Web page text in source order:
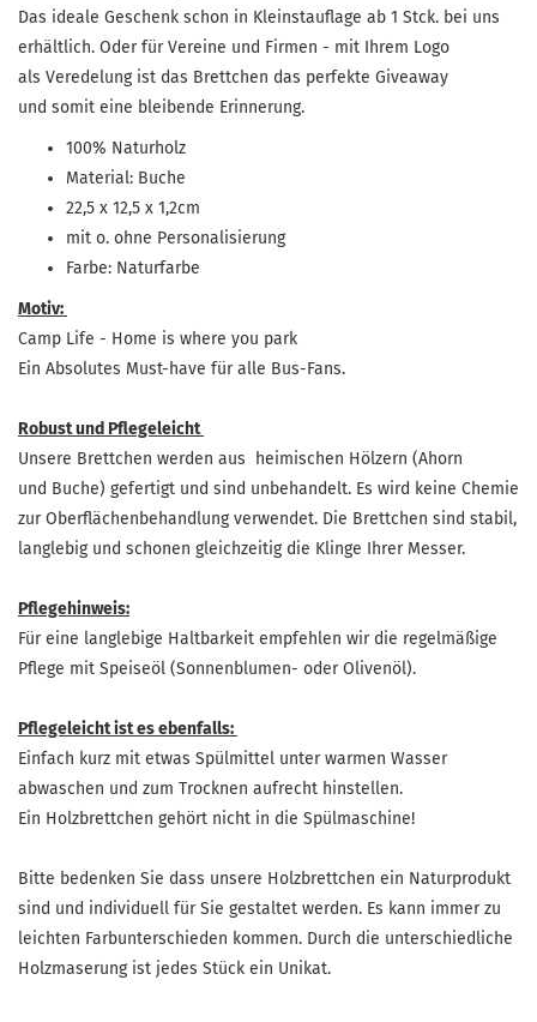
Das ideale Geschenk schon in Kleinstauflage ab 1 Stck. bei uns
erhältlich. Oder für Vereine und Firmen - mit Ihrem Logo
als Veredelung ist das Brettchen das perfekte Giveaway
und somit eine bleibende Erinnerung.
100% Naturholz
Material: Buche
22,5 x 12,5 x 1,2cm
mit o. ohne Personalisierung
Farbe: Naturfarbe
Motiv:
Camp Life - Home is where you park
Ein Absolutes Must-have für alle Bus-Fans.
Robust und Pflegeleicht
Unsere Brettchen werden aus heimischen Hölzern (Ahorn
und Buche) gefertigt und sind unbehandelt. Es wird keine Chemie
zur Oberflächenbehandlung verwendet. Die Brettchen sind stabil,
langlebig und schonen gleichzeitig die Klinge Ihrer Messer.
Pflegehinweis:
Für eine langlebige Haltbarkeit empfehlen wir die regelmäßige
Pflege mit Speiseöl (Sonnenblumen- oder Olivenöl).
Pflegeleicht ist es ebenfalls:
Einfach kurz mit etwas Spülmittel unter warmen Wasser
abwaschen und zum Trocknen aufrecht hinstellen.
Ein Holzbrettchen gehört nicht in die Spülmaschine!
Bitte bedenken Sie dass unsere Holzbrettchen ein Naturprodukt
sind und individuell für Sie gestaltet werden. Es kann immer zu
leichten Farbunterschieden kommen. Durch die unterschiedliche
Holzmaserung ist jedes Stück ein Unikat.